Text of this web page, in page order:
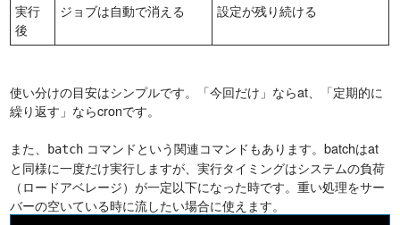
実行
後
ジョブは自動で消える 設定が残り続ける
使い分けの目安はシンプルです。「今回だけ」ならat、「定期的に
繰り返す」ならcronです。
また、
batch コマンドという関連コマンドもあります。batchはat
と同様に一度だけ実行しますが、実行タイミングはシステムの負荷
（ロードアベレージ）が一定以下になった時です。重い処理をサー
バーの空いている時に流したい場合に使えます。